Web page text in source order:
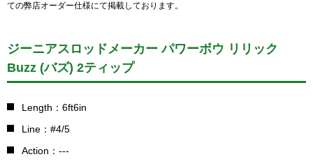
ての弊店オーダー仕様にて掲載しております。
ジーニアスロッドメーカー パワーボウ リリック
Buzz (バズ) 2ティップ
Length：6ft6in
Line：#4/5
Action：---